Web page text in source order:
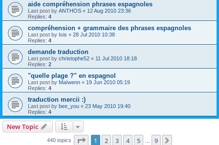
aide compréhension phrases espagnoles
Last post by ANTHOS « 12 Aug 2010 23:36
Replies: 4
compréhension + grammaire des phrases espagnoles
Last post by Isis « 28 Jul 2010 10:38
Replies: 4
demande traduction
Last post by christophe52 « 11 Jul 2010 18:18
Replies: 2
"quelle plage ?" en espagnol
Last post by Maïwenn « 19 Jun 2010 05:19
Replies: 4
traduction mercii :)
Last post by bee_you « 23 May 2010 19:40
Replies: 4
New Topic
440 topics Page 1of 9
1 2 3 4 5 … 9